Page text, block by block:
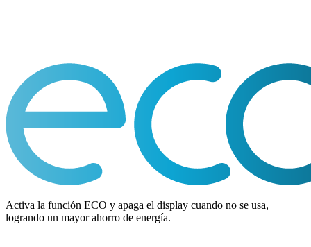
Activa la función ECO y apaga el display cuando no se usa,
logrando un mayor ahorro de energía.